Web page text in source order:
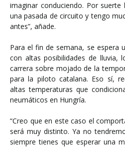
imaginar conduciendo. Por
una pasada de circuito y tengo
antes”, añade.
Para el fin de semana, se espera
con altas posibilidades de lluvia,
carrera sobre mojado de la
para la piloto catalana. Eso sí,
altas temperaturas que
neumáticos en Hungría.
“Creo que en este caso el
será muy distinto. Ya no
siempre tienes que esperar una